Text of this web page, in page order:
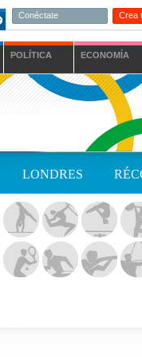
Conéctate Crea
POLÍTICA ECONOMÍA
LONDRES